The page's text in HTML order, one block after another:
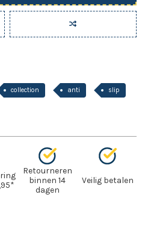
collection anti slip
Retourneren
binnen 14
dagen
Veilig betalen